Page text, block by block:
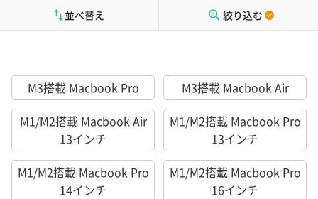
絞り込む
並べ替え
M3搭載 Macbook Pro
M3搭載 Macbook Air
M1/M2搭載 Macbook Air
13インチ
M1/M2搭載 Macbook Pro
13インチ
M1/M2搭載 Macbook Pro
14インチ
M1/M2搭載 Macbook Pro
16インチ